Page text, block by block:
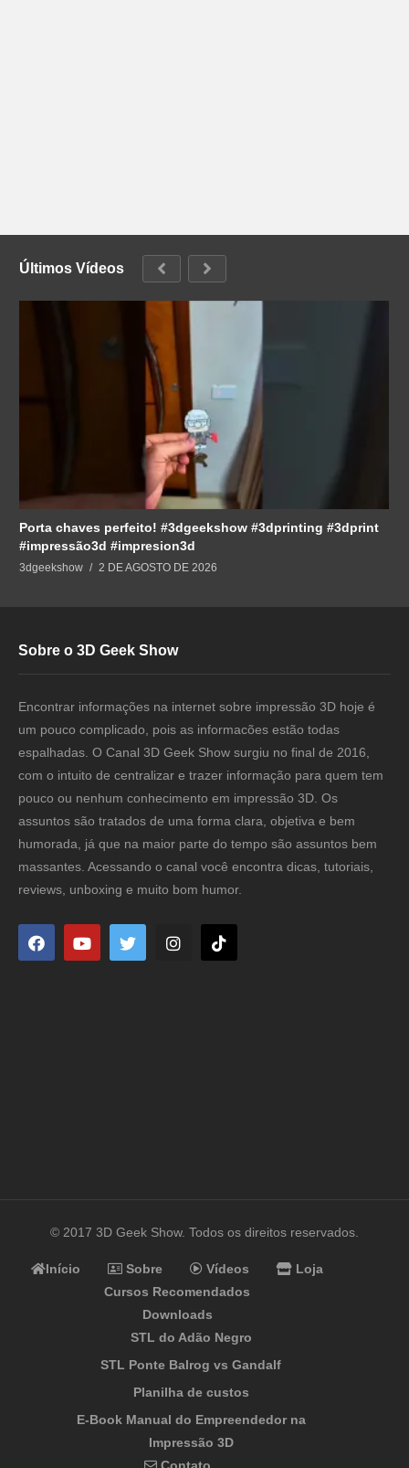
Últimos Vídeos
Porta chaves perfeito! #3dgeekshow #3dprinting #3dprint
#impressão3d #impresion3d
3dgeekshow 2 DE AGOSTO DE 2026
Sobre o 3D Geek Show
Encontrar informações na internet sobre impressão 3D hoje é
um pouco complicado, pois as informacões estão todas
espalhadas. O Canal 3D Geek Show surgiu no final de 2016,
com o intuito de centralizar e trazer informação para quem tem
pouco ou nenhum conhecimento em impressão 3D. Os
assuntos são tratados de uma forma clara, objetiva e bem
humorada, já que na maior parte do tempo são assuntos bem
massantes. Acessando o canal você encontra dicas, tutoriais,
reviews, unboxing e muito bom humor.
© 2017 3D Geek Show. Todos os direitos reservados.
Início Sobre Vídeos
Loja
Cursos Recomendados
Downloads
STL do Adão Negro
STL Ponte Balrog vs Gandalf
Planilha de custos
E-Book Manual do Empreendedor na
Impressão 3D